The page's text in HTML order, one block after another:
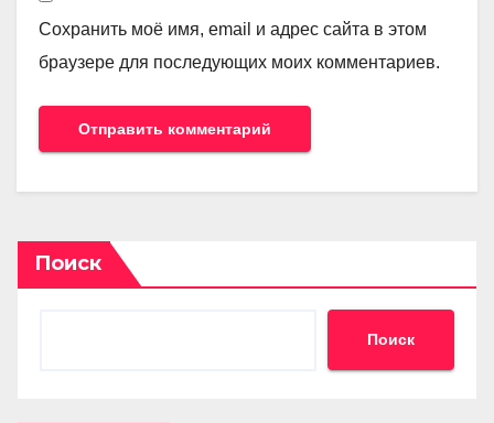
Сохранить моё имя, email и адрес сайта в этом
браузере для последующих моих комментариев.
Поиск
Поиск